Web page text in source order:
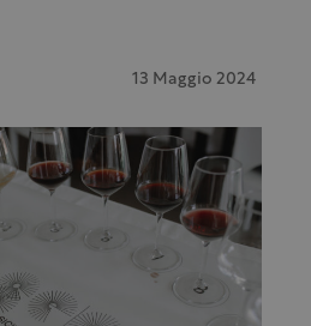
13 Maggio 2024